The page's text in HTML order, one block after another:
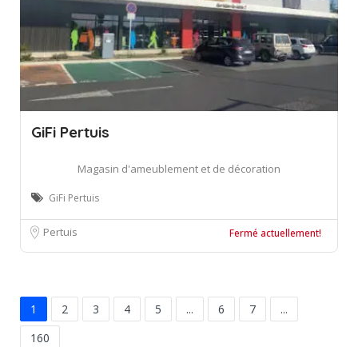
GiFi Pertuis
Magasin d'ameublement et de décoration
GiFi Pertuis
Pertuis Fermé actuellement!
1 2 3 4 5 ... 6 7
...
160